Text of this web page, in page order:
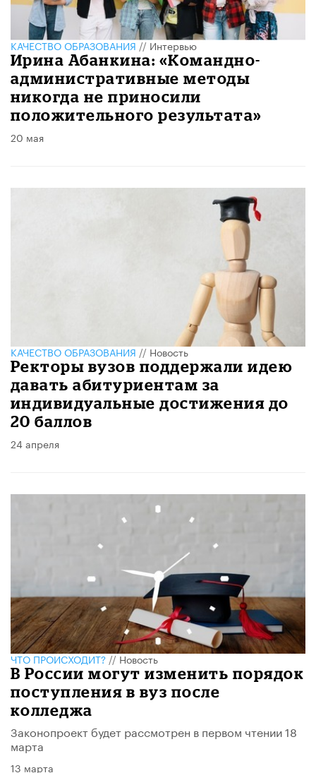
КАЧЕСТВО ОБРАЗОВАНИЯ//Интервью
Ирина Абанкина: «Командно-
административные методы
никогда не приносили
положительного результата»
20 мая
КАЧЕСТВО ОБРАЗОВАНИЯ//Новость
Ректоры вузов поддержали идею
давать абитуриентам за
индивидуальные достижения до
20 баллов
24 апреля
ЧТО ПРОИСХОДИТ?//Новость
В России могут изменить порядок
поступления в вуз после
колледжа
Законопроект будет рассмотрен в первом чтении 18
марта
13 марта